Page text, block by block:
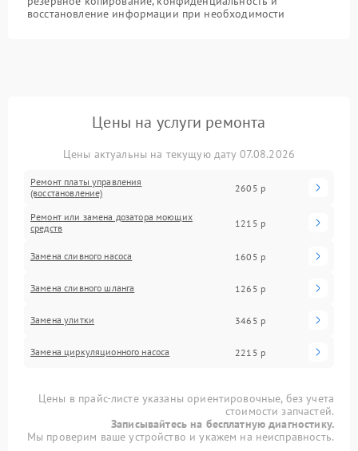
восстановление информации при необходимости
Цены на услуги ремонта
Цены актуальны на текущую дату 07.08.2026
Ремонт платы управления
(восстановление)
2605 р
Ремонт или замена дозатора моющих
средств
1215 р
Замена сливного насоса 1605 р
Замена сливного шланга 1265 р
Замена улитки 3465 р
Замена циркуляционного насоса 2215 р
Цены в прайс-листе указаны ориентировочные, без учета
стоимости запчастей.
Записывайтесь на бесплатную диагностику.
Мы проверим ваше устройство и укажем на неисправность.